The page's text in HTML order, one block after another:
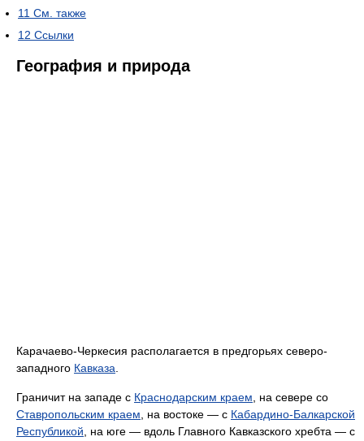
11 См. также
12 Ссылки
География и природа
Карачаево-Черкесия располагается в предгорьях северо-
западного Кавказа.
Граничит на западе с Краснодарским краем, на севере со
Ставропольским краем, на востоке — с Кабардино-Балкарской
Республикой, на юге — вдоль Главного Кавказского хребта — с